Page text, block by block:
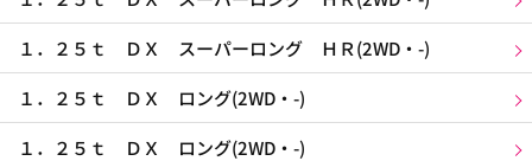
１．２５ｔ ＤＸ スーパーロング ＨＲ(2WD・-)
１．２５ｔ ＤＸ ロング(2WD・-)
１．２５ｔ ＤＸ ロング(2WD・-)